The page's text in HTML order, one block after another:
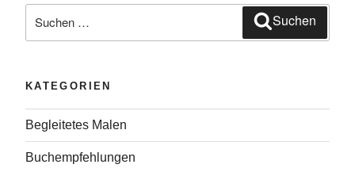
Suchen
KATEGORIEN
Begleitetes Malen
Buchempfehlungen